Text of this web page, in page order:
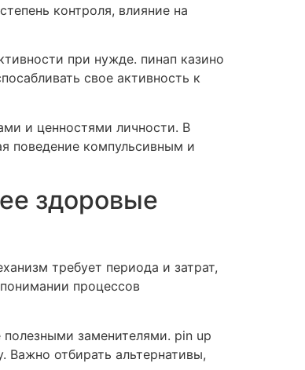
контроля, влияние на
при нужде. пинап казино
свое активность к
и ценностями личности. В
поведение компульсивным и
здоровые
требует периода и затрат,
процессов
полезными заменителями. pin up
Важно отбирать альтернативы,